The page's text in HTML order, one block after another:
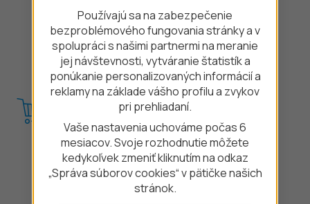
Úver pre živnostníkov a malé firmy
Úvery pre zelenú domácnosť
Úvery pre ekologické produkty
Nákup na splátky
Auto na splátky
Mobil na splátky
Notebook na splátky
Používajú sa na zabezpečenie
bezproblémového fungovania stránky a v
spolupráci s našimi partnermi na meranie
jej návštevnosti, vytváranie štatistík a
ponúkanie personalizovaných informácií a
reklamy na základe vášho profilu a zvykov
pri prehliadaní.
Vaše nastavenia uchováme počas 6
mesiacov. Svoje rozhodnutie môžete
kedykoľvek zmeniť kliknutím na odkaz
„Správa súborov cookies“ v pätičke našich
stránok.